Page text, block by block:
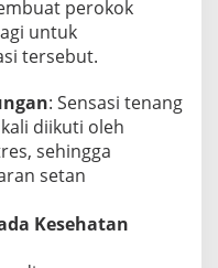
perokok
untuk
tersebut.
: Sensasi tenang
diikuti oleh
sehingga
setan
Kesehatan